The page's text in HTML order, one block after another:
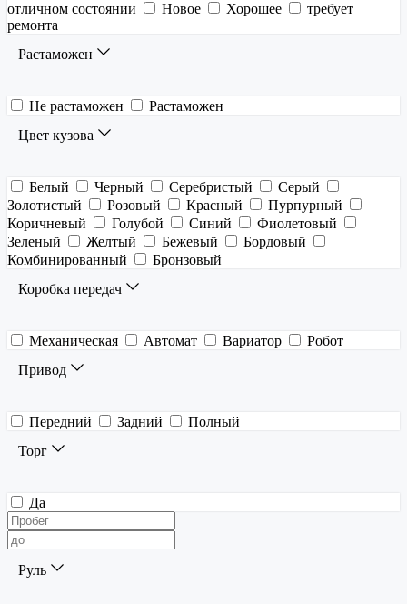
отличном состоянии
Новое Хорошее
требует
ремонта
Растаможен
Не растаможен
Растаможен
Цвет кузова
Белый Черный Серебристый
Серый
Золотистый
Розовый Красный
Пурпурный
Коричневый
Голубой Синий
Фиолетовый
Зеленый
Желтый Бежевый
Бордовый
Комбинированный
Бронзовый
Коробка передач
Механическая Автомат Вариатор
Робот
Привод
Передний Задний
Полный
Торг
Да
Руль